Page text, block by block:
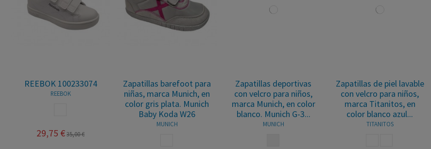
REEBOK 100233074
REEBOK
29,75 €35,00 €
Zapatillas barefoot para
niñas, marca Munich, en
color gris plata. Munich
Baby Koda W26
MUNICH
Zapatillas deportivas
con velcro para niños,
marca Munich, en color
blanco. Munich G-3...
MUNICH
Zapatillas de piel lavable
con velcro para niños,
marca Titanitos, en
color blanco azul...
TITANITOS